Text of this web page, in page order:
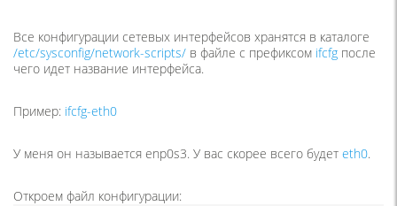
Все конфигурации сетевых интерфейсов хранятся в каталоге
/etc/sysconfig/network-scripts/ в файле с префиксом ifcfg после
чего идет название интерфейса.
Пример: ifcfg-eth0
У меня он называется enp0s3. У вас скорее всего будет eth0.
Откроем файл конфигурации: